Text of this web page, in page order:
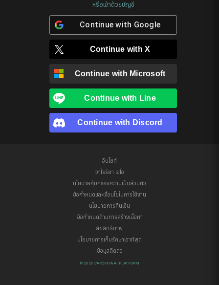
หรือเข้าด้วยบัญชี
Continue with Google
Continue withX
Continue with Microsoft
Continue with Line
Continue with Discord
อินไซท์
วาโรริยา เอไอ
นโยบายคุ้มครองความเป็นส่วนตัว
ข้อกำหนดและเงื่อนไขในการใช้งาน
นโยบายการคืนเงิน
ข้อกำหนดด้านการสร้างเนื้อหา
ลิขสิทธิ์ภาพ
นโยบายการเก็บรักษาเอาท์พุต
ข้อมูลติดต่อ
© 2026 VARORIYA AI PLATFORM